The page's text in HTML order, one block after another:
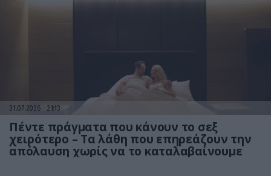
31.07.2026 21:13
Πέντε πράγματα που κάνουν το σεξ
χειρότερο – Τα λάθη που επηρεάζουν την
απόλαυση χωρίς να το καταλαβαίνουμε